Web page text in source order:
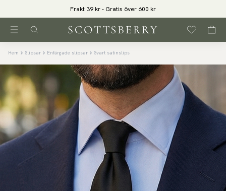
Frakt 39 kr - Gratis över 600 kr
Hem Slipsar Enfärgade slipsar Svart satinslips